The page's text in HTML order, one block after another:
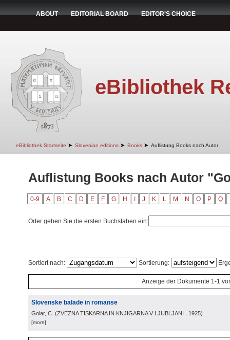
ABOUT EDITORIAL BOARD EDITOR'S CHOICE
eBibliothek
eBibliothek Startseite ➤ Slovenian editions ➤ Books ➤ Auflistung Books nach Autor
Auflistung Books nach Autor
0-9 A B C D E F G H J K L M N O P Q
Oder geben Sie die ersten Buchstaben ein:
Sortiert nach: Sortierung:
Anzeige der Dokumente 1-1
Slovenske balade in romanse
Golar, C. (ZVEZNA TISKARNA IN KNJIGARNA V LJUBLJANI , 1925)
[more]